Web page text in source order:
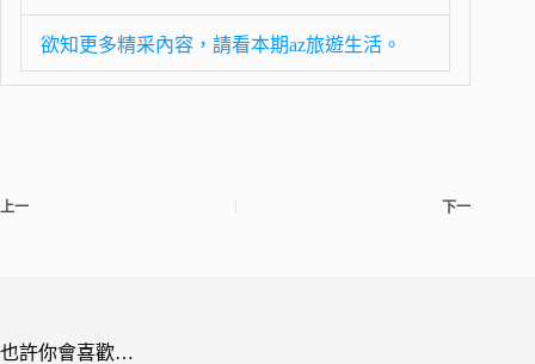
欲知更多精采內容，請看本期az旅遊生活。
上一 下一
也許你會喜歡…